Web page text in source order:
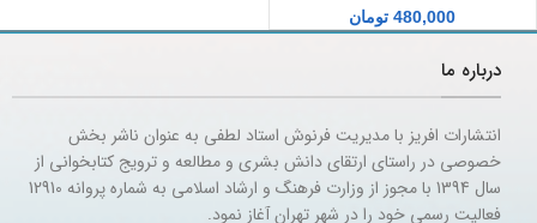
480,000 تومان
درباره ما
انتشارات افریز با مدیریت فرنوش استاد لطفی به عنوان ناشر بخش
خصوصی در راستای ارتقای دانش بشری و مطالعه و ترویج کتابخوانی از
سال 1394 با مجوز از وزارت فرهنگ و ارشاد اسلامی به شماره پروانه 12910
فعالیت رسمی خود را در شهر تهران آغاز نمود.